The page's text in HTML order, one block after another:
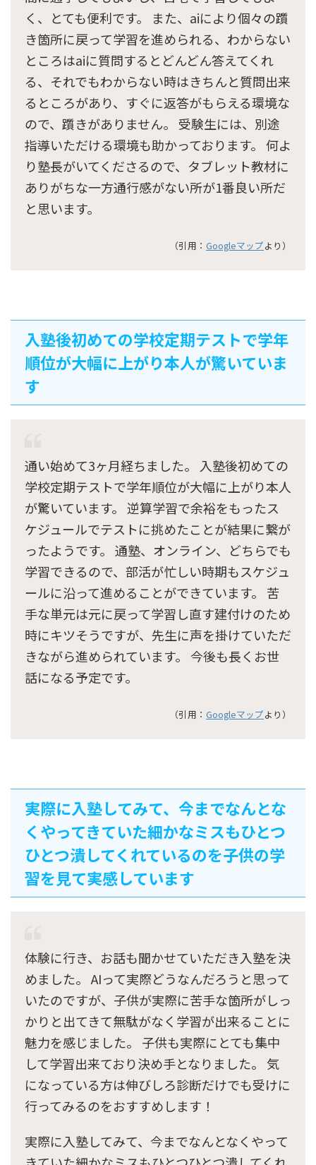
く、とても便利です。 また、aiにより個々の躓
き箇所に戻って学習を進められる、わからない
ところはaiに質問するとどんどん答えてくれ
る、それでもわからない時はきちんと質問出来
るところがあり、すぐに返答がもらえる環境な
ので、躓きがありません。 受験生には、別途
指導いただける環境も助かっております。 何よ
り塾長がいてくださるので、タブレット教材に
ありがちな一方通行感がない所が1番良い所だ
と思います。
（引用： Googleマップより）
入塾後初めての学校定期テストで学年
順位が大幅に上がり本人が驚いていま
す
通い始めて3ヶ月経ちました。 入塾後初めての
学校定期テストで学年順位が大幅に上がり本人
が驚いています。 逆算学習で余裕をもったス
ケジュールでテストに挑めたことが結果に繋が
ったようです。 通塾、オンライン、どちらでも
学習できるので、部活が忙しい時期もスケジュ
ールに沿って進めることができています。 苦
手な単元は元に戻って学習し直す建付けのため
時にキツそうですが、先生に声を掛けていただ
きながら進められています。 今後も長くお世
話になる予定です。
（引用： Googleマップより）
実際に入塾してみて、今までなんとな
くやってきていた細かなミスもひとつ
ひとつ潰してくれているのを子供の学
習を見て実感しています
体験に行き、お話も聞かせていただき入塾を決
めました。 AIって実際どうなんだろうと思って
いたのですが、子供が実際に苦手な箇所がしっ
かりと出てきて無駄がなく学習が出来ることに
魅力を感じました。 子供も実際にとても集中
して学習出来ており決め手となりました。 気
になっている方は伸びしろ診断だけでも受けに
行ってみるのをおすすめします！
実際に入塾してみて、今までなんとなくやって